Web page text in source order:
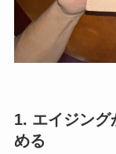
1. エイジング
める